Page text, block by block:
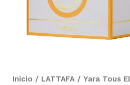
Inicio / LATTAFA/ Yara Tous